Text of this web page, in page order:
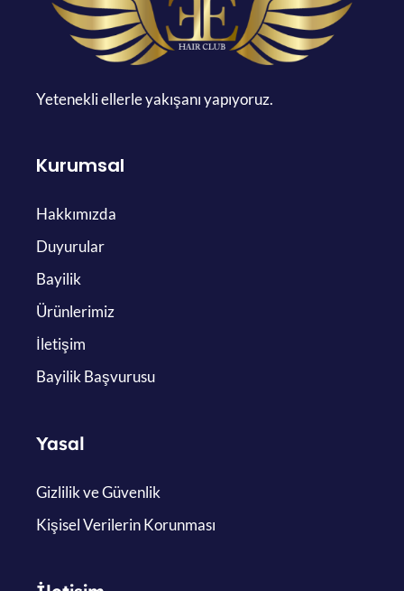
Yetenekli ellerle yakışanı yapıyoruz.
Kurumsal
Hakkımızda
Duyurular
Bayilik
Ürünlerimiz
İletişim
Bayilik Başvurusu
Yasal
Gizlilik ve Güvenlik
Kişisel Verilerin Korunması